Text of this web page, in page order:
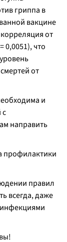
гриппа в
вакцине
от
0,0051), что
от
и
с
направить
профилактики
правил
всегда, даже